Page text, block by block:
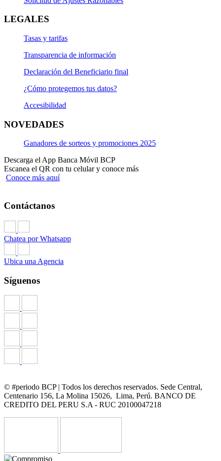
LEGALES
Tasas y tarifas
Transparencia de información
Declaración del Beneficiario final
¿Cómo protegemos tus datos?
Accesibilidad
NOVEDADES
Ganadores de sorteos y promociones 2025
Descarga el App Banca Móvil BCP
Escanea el QR con tu celular y conoce más
Conoce más aquí
Contáctanos
Chatea por Whatsapp
Ubica una Agencia
Síguenos
© #periodo BCP | Todos los derechos reservados. Sede Central,
Centenario 156, La Molina 15026, Lima, Perú. BANCO DE
CREDITO DEL PERU S.A - RUC 20100047218